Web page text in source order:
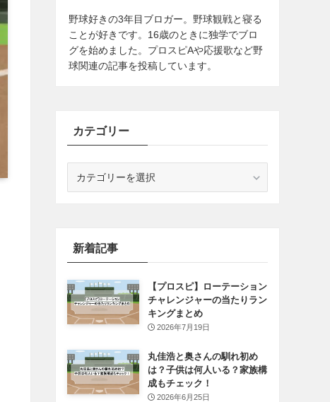
野球好きの3年目ブロガー。野球観戦と寝る
ことが好きです。16歳のときに独学でブロ
グを始めました。プロスピAや応援歌など野
球関連の記事を投稿しています。
カテゴリー
新着記事
【プロスピ】ローテーション
チャレンジャーの当たりラン
キングまとめ
2026年7月19日
丸佳浩と奥さんの馴れ初め
は？子供は何人いる？家族構
成もチェック！
2026年6月25日